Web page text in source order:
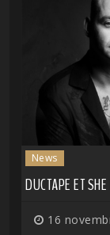
News
DUCTAPE ET
16